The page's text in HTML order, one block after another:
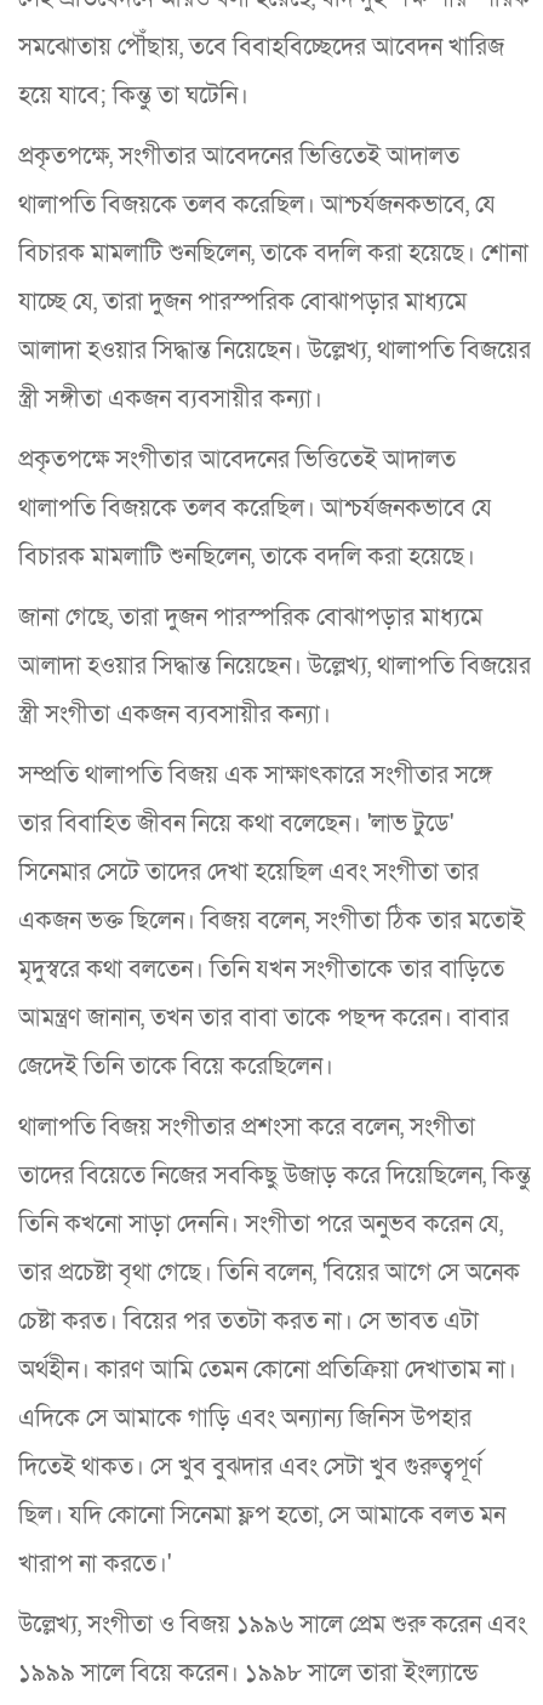
সমঝোতায় পৌঁছায়, তবে বিবাহবিচ্ছেদের আবেদন খারিজ
হয়ে যাবে; কিন্তু তা ঘটেনি।
প্রকৃতপক্ষে, সংগীতার আবেদনের ভিত্তিতেই আদালত
থালাপতি বিজয়কে তলব করেছিল। আশ্চর্যজনকভাবে, যে
বিচারক মামলাটি শুনছিলেন, তাকে বদলি করা হয়েছে। শোনা
যাচ্ছে যে, তারা দুজন পারস্পরিক বোঝাপড়ার মাধ্যমে
আলাদা হওয়ার সিদ্ধান্ত নিয়েছেন। উল্লেখ্য, থালাপতি বিজয়ের
স্ত্রী সঙ্গীতা একজন ব্যবসায়ীর কন্যা।
প্রকৃতপক্ষে সংগীতার আবেদনের ভিত্তিতেই আদালত
থালাপতি বিজয়কে তলব করেছিল। আশ্চর্যজনকভাবে যে
বিচারক মামলাটি শুনছিলেন, তাকে বদলি করা হয়েছে।
জানা গেছে, তারা দুজন পারস্পরিক বোঝাপড়ার মাধ্যমে
আলাদা হওয়ার সিদ্ধান্ত নিয়েছেন। উল্লেখ্য, থালাপতি বিজয়ের
স্ত্রী সংগীতা একজন ব্যবসায়ীর কন্যা।
সম্প্রতি থালাপতি বিজয় এক সাক্ষাৎকারে সংগীতার সঙ্গে
তার বিবাহিত জীবন নিয়ে কথা বলেছেন। 'লাভ টুডে'
সিনেমার সেটে তাদের দেখা হয়েছিল এবং সংগীতা তার
একজন ভক্ত ছিলেন। বিজয় বলেন, সংগীতা ঠিক তার মতোই
মৃদুস্বরে কথা বলতেন। তিনি যখন সংগীতাকে তার বাড়িতে
আমন্ত্রণ জানান, তখন তার বাবা তাকে পছন্দ করেন। বাবার
জেদেই তিনি তাকে বিয়ে করেছিলেন।
থালাপতি বিজয় সংগীতার প্রশংসা করে বলেন, সংগীতা
তাদের বিয়েতে নিজের সবকিছু উজাড় করে দিয়েছিলেন, কিন্তু
তিনি কখনো সাড়া দেননি। সংগীতা পরে অনুভব করেন যে,
তার প্রচেষ্টা বৃথা গেছে। তিনি বলেন, 'বিয়ের আগে সে অনেক
চেষ্টা করত। বিয়ের পর ততটা করত না। সে ভাবত এটা
অর্থহীন। কারণ আমি তেমন কোনো প্রতিক্রিয়া দেখাতাম না।
এদিকে সে আমাকে গাড়ি এবং অন্যান্য জিনিস উপহার
দিতেই থাকত। সে খুব বুঝদার এবং সেটা খুব গুরুত্বপূর্ণ
ছিল। যদি কোনো সিনেমা ফ্লপ হতো, সে আমাকে বলত মন
খারাপ না করতে।'
উল্লেখ্য, সংগীতা ও বিজয় ১৯৯৬ সালে প্রেম শুরু করেন এবং
১৯৯৯ সালে বিয়ে করেন। ১৯৯৮ সালে তারা ইংল্যান্ডে